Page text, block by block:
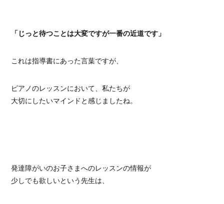
「じっと待つことは大変ですが一番の近道です」
これは指導書にあった言葉ですが、
ピアノのレッスンにおいて、私たちが
大切にしたいマインドと感じましたね。
発達障がいのお子さまへのレッスンの情報が
少しでも欲しいという先生は、